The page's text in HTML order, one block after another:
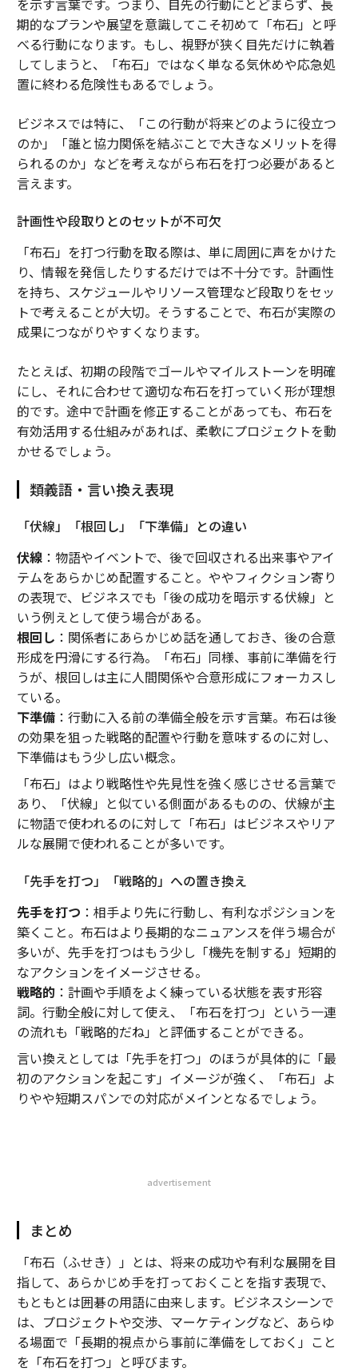
を示す言葉です。つまり、目先の行動にとどまらず、長
期的なプランや展望を意識してこそ初めて「布石」と呼
べる行動になります。もし、視野が狭く目先だけに執着
してしまうと、「布石」ではなく単なる気休めや応急処
置に終わる危険性もあるでしょう。
ビジネスでは特に、「この行動が将来どのように役立つ
のか」「誰と協力関係を結ぶことで大きなメリットを得
られるのか」などを考えながら布石を打つ必要があると
言えます。
計画性や段取りとのセットが不可欠
「布石」を打つ行動を取る際は、単に周囲に声をかけた
り、情報を発信したりするだけでは不十分です。計画性
を持ち、スケジュールやリソース管理など段取りをセッ
トで考えることが大切。そうすることで、布石が実際の
成果につながりやすくなります。
たとえば、初期の段階でゴールやマイルストーンを明確
にし、それに合わせて適切な布石を打っていく形が理想
的です。途中で計画を修正することがあっても、布石を
有効活用する仕組みがあれば、柔軟にプロジェクトを動
かせるでしょう。
類義語・言い換え表現
「伏線」「根回し」「下準備」との違い
伏線：物語やイベントで、後で回収される出来事やアイ
テムをあらかじめ配置すること。ややフィクション寄り
の表現で、ビジネスでも「後の成功を暗示する伏線」と
いう例えとして使う場合がある。
根回し ：関係者にあらかじめ話を通しておき、後の合意
形成を円滑にする行為。「布石」同様、事前に準備を行
うが、根回しは主に人間関係や合意形成にフォーカスし
ている。
下準備：行動に入る前の準備全般を示す言葉。布石は後
の効果を狙った戦略的配置や行動を意味するのに対し、
下準備はもう少し広い概念。
「布石」はより戦略性や先見性を強く感じさせる言葉で
あり、「伏線」と似ている側面があるものの、伏線が主
に物語で使われるのに対して「布石」はビジネスやリア
ルな展開で使われることが多いです。
「先手を打つ」「戦略的」への置き換え
先手を打つ ：相手より先に行動し、有利なポジションを
築くこと。布石はより長期的なニュアンスを伴う場合が
多いが、先手を打つはもう少し「機先を制する」短期的
なアクションをイメージさせる。
戦略的 ：計画や手順をよく練っている状態を表す形容
詞。行動全般に対して使え、「布石を打つ」という一連
の流れも「戦略的だね」と評価することができる。
言い換えとしては「先手を打つ」のほうが具体的に「最
初のアクションを起こす」イメージが強く、「布石」よ
りやや短期スパンでの対応がメインとなるでしょう。
advertisement
まとめ
「布石（ふせき）」とは、将来の成功や有利な展開を目
指して、あらかじめ手を打っておくことを指す表現で、
もともとは囲碁の用語に由来します。ビジネスシーンで
は、プロジェクトや交渉、マーケティングなど、あらゆ
る場面で「長期的視点から事前に準備をしておく」こと
を「布石を打つ」と呼びます。